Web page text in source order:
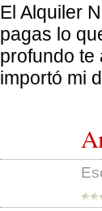
El Alquiler
pagas lo
profundo te
importó mi